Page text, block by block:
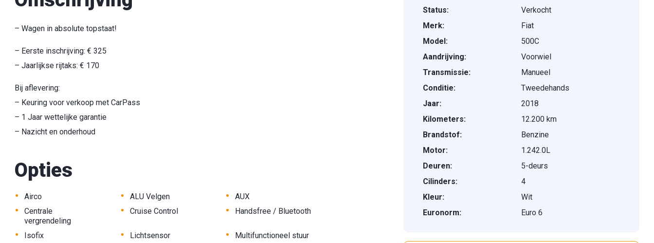
– Wagen in absolute topstaat!
– Eerste inschrijving: € 325
– Jaarlijkse rijtaks: € 170
Bij aflevering:
– Keuring voor verkoop met CarPass
– 1 Jaar wettelijke garantie
– Nazicht en onderhoud
Opties
• Airco • ALU Velgen • AUX
•
Centrale
vergrendeling
• Cruise Control • Handsfree / Bluetooth
• Isofix • Lichtsensor • Multifunctioneel stuur
Status:
Verkocht
Merk:
Fiat
Model:
500C
Aandrijving:
Voorwiel
Transmissie:
Manueel
Conditie:
Tweedehands
Jaar:
2018
Kilometers:
12.200 km
Brandstof:
Benzine
Motor:
1.242.0L
Deuren:
5-deurs
Cilinders:
4
Kleur:
Wit
Euronorm:
Euro 6